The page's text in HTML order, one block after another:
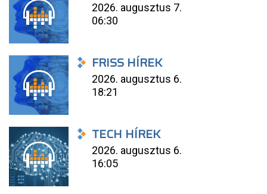
2026. augusztus 7.
06:30
FRISS HÍREK
2026. augusztus 6.
18:21
TECH HÍREK
2026. augusztus 6.
16:05